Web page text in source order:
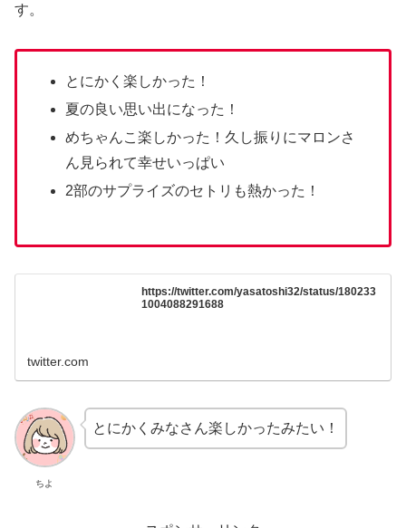
す。
とにかく楽しかった！
夏の良い思い出になった！
めちゃんこ楽しかった！久し振りにマロンさ
ん見られて幸せいっぱい
2部のサプライズのセトリも熱かった！
https://twitter.com/yasatoshi32/status/180233
1004088291688
twitter.com
ちよ
とにかくみなさん楽しかったみたい！